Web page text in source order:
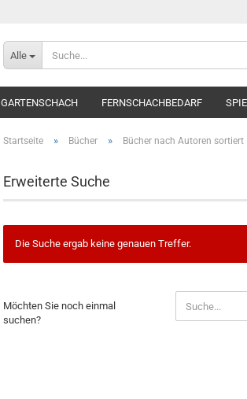
Alle
GARTENSCHACH FERNSCHACHBEDARF
Startseite » Bücher » Bücher nach Autoren sortiert
Erweiterte Suche
Die Suche ergab keine genauen Treffer.
SIE
NOCH
Möchten Sie noch einmal
suchen?